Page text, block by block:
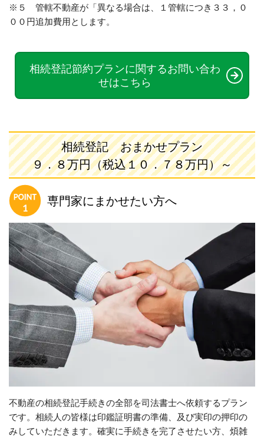
※５ 管轄不動産が「異なる場合は、１管轄につき３３，０
００円追加費用とします。
相続登記節約プランに関するお問い合わ
せはこちら
相続登記 おまかせプラン
９．８万円（税込１０．７８万円）～
専門家にまかせたい方へ
不動産の相続登記手続きの全部を司法書士へ依頼するプラン
です。相続人の皆様は印鑑証明書の準備、及び実印の押印の
みしていただきます。確実に手続きを完了させたい方、煩雑